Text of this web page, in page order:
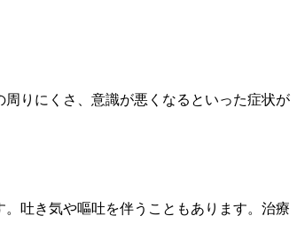
りにくさ、意識が悪くなるといった症状が
吐き気や嘔吐を伴うこともあります。治療